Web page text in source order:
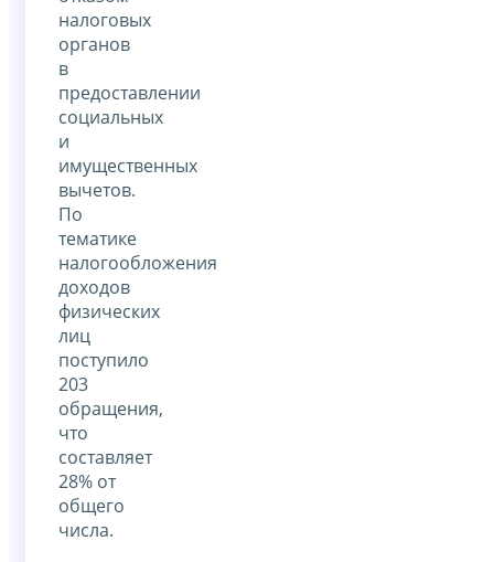
налоговых
органов
в
предоставлении
социальных
и
имущественных
вычетов.
По
тематике
налогообложения
доходов
физических
лиц
поступило
203
обращения,
что
составляет
28% от
общего
числа.